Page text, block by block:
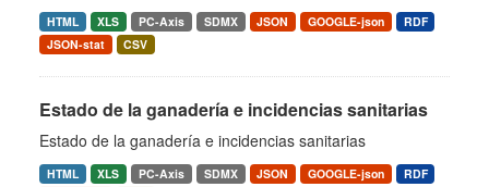
HTML XLS PC-Axis SDMX JSON GOOGLE-json
RDF
JSON-stat
CSV
Estado de la ganadería e incidencias sanitarias
Estado de la ganadería e incidencias sanitarias
HTML XLS PC-Axis SDMX JSON GOOGLE-json
RDF